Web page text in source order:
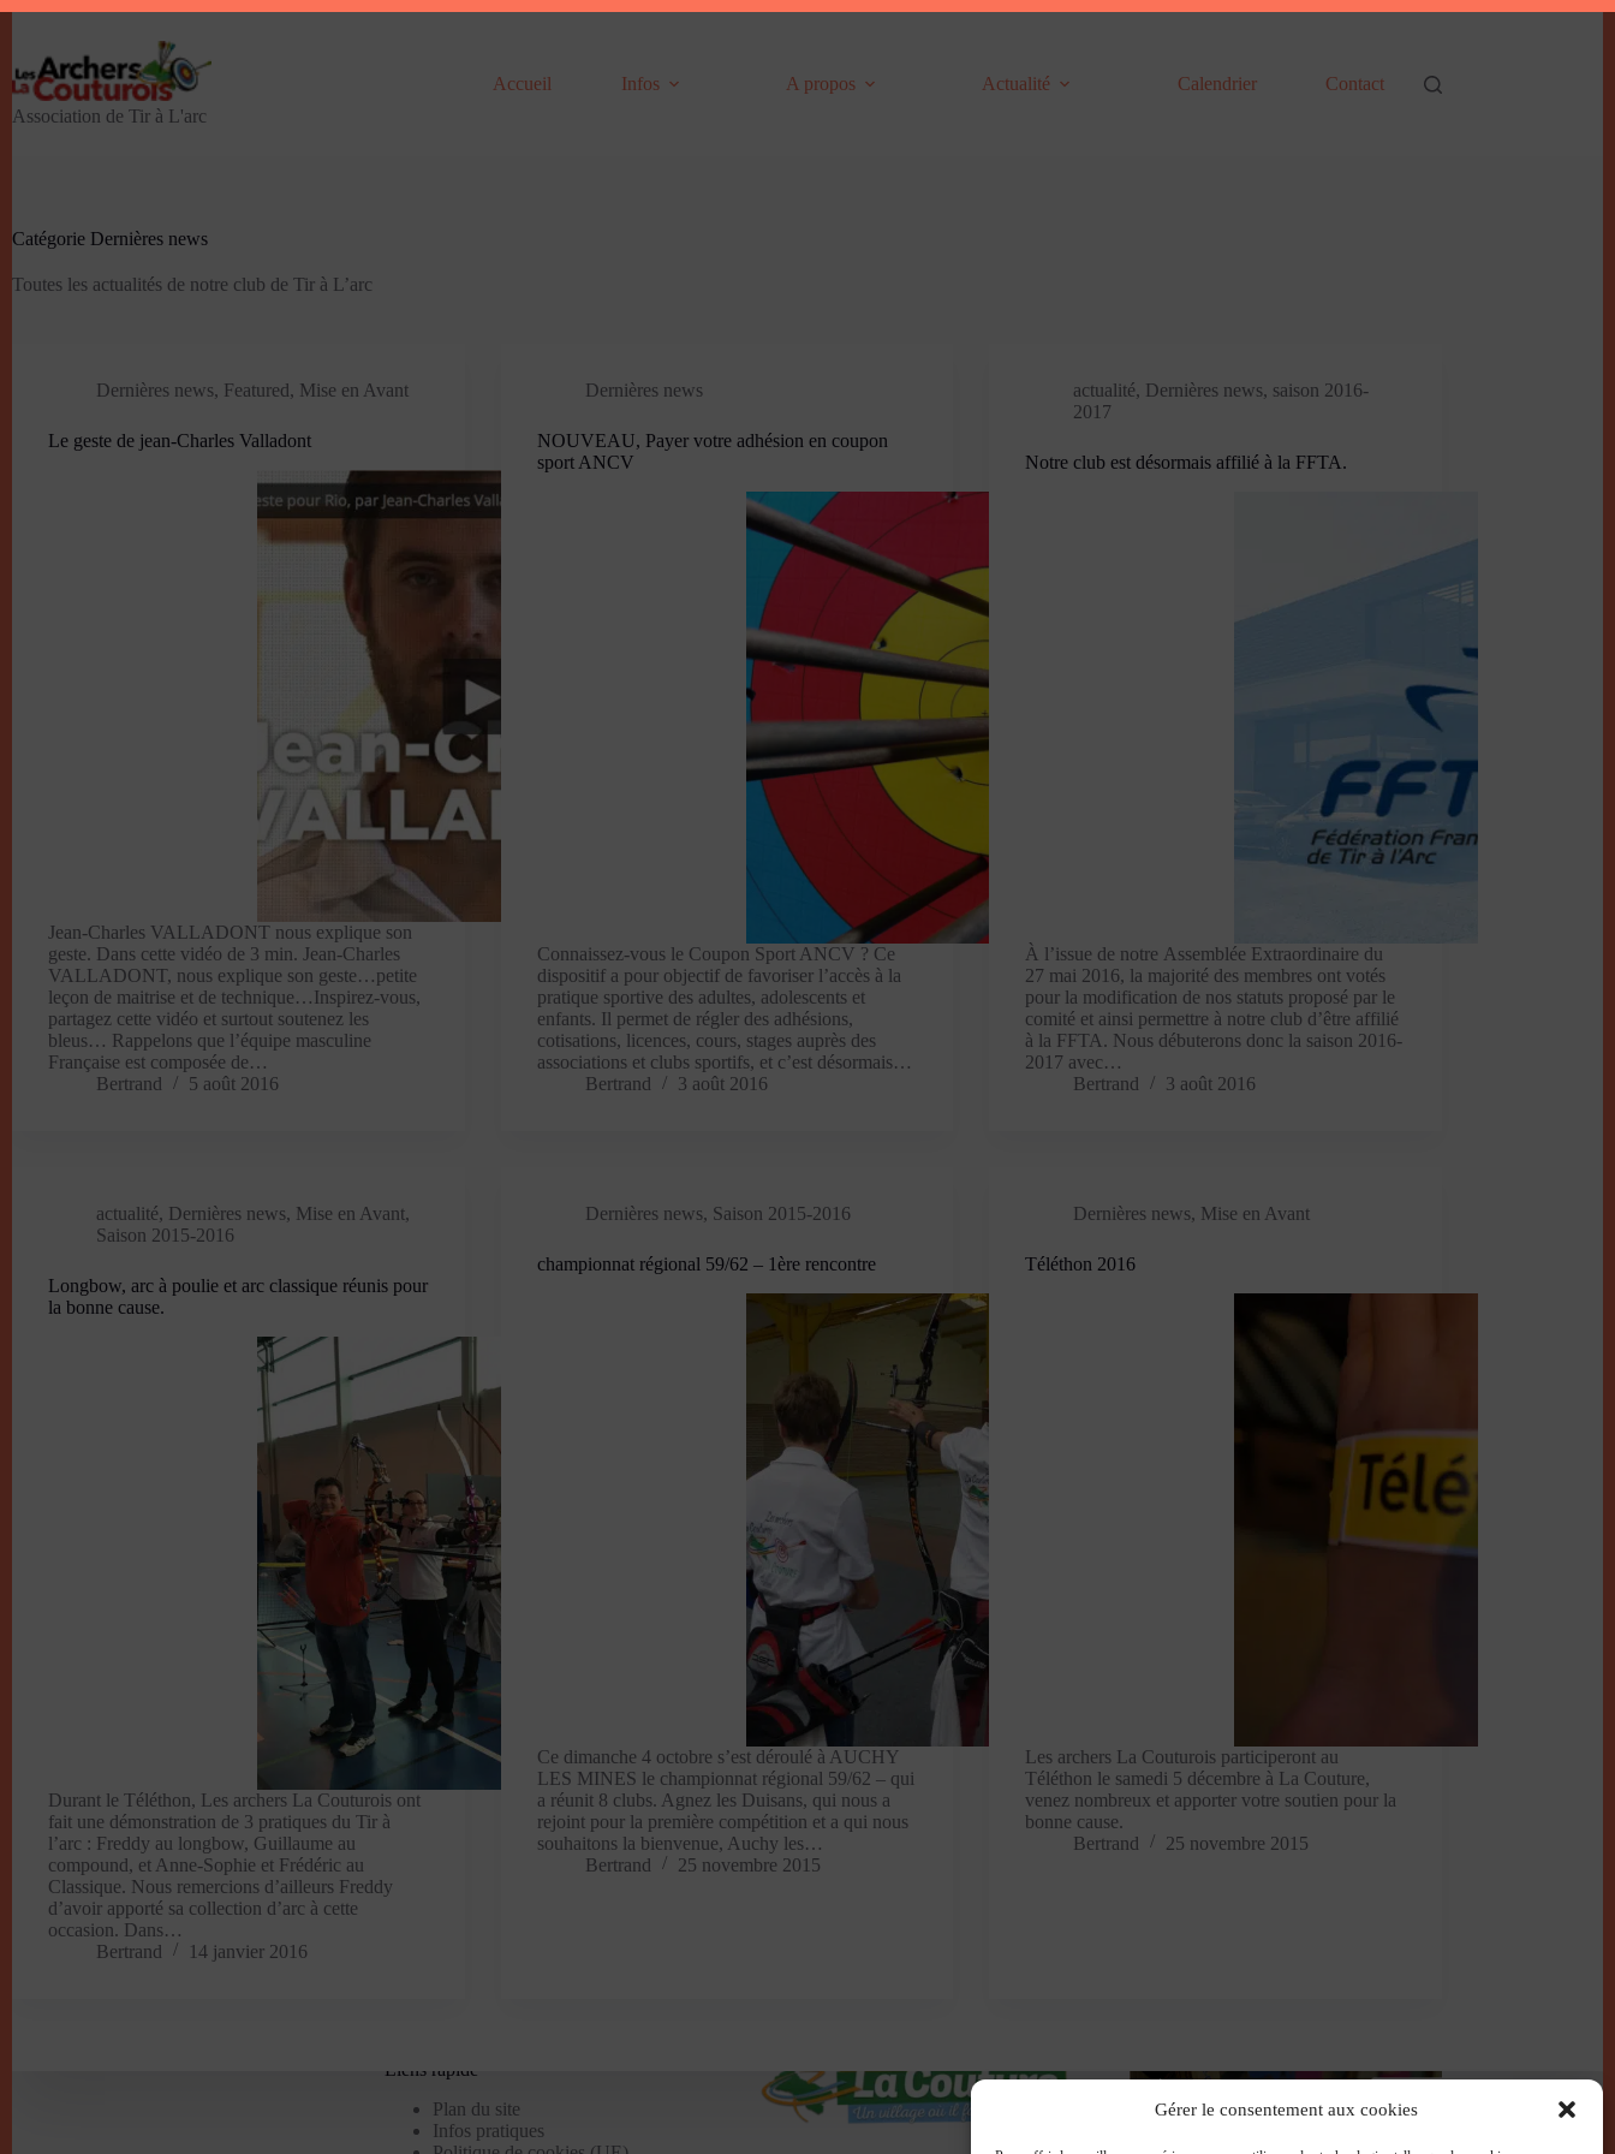
Gérer le consentement aux cookies
contenu
Association de Tir à L'arc
Accueil Infos A propos Actualité Calendrier Contact
Catégorie Dernières news
Toutes les actualités de notre club de Tir à L’arc
Dernières news, Featured, Mise en Avant
Le geste de jean-Charles Valladont
Jean-Charles VALLADONT nous explique son
geste. Dans cette vidéo de 3 min. Jean-Charles
VALLADONT, nous explique son geste…petite
leçon de maitrise et de technique…Inspirez-vous,
partagez cette vidéo et surtout soutenez les
bleus… Rappelons que l’équipe masculine
Française est composée de…
Bertrand
5 août 2016
Dernières news
NOUVEAU, Payer votre adhésion en coupon
sport ANCV
Connaissez-vous le Coupon Sport ANCV ? Ce
dispositif a pour objectif de favoriser l’accès à la
pratique sportive des adultes, adolescents et
enfants. Il permet de régler des adhésions,
cotisations, licences, cours, stages auprès des
associations et clubs sportifs, et c’est désormais…
Bertrand
3 août 2016
actualité, Dernières news, saison 2016-
2017
Notre club est désormais affilié à la FFTA.
À l’issue de notre Assemblée Extraordinaire du
27 mai 2016, la majorité des membres ont votés
pour la modification de nos statuts proposé par le
comité et ainsi permettre à notre club d’être affilié
à la FFTA. Nous débuterons donc la saison 2016-
2017 avec…
Bertrand
3 août 2016
actualité, Dernières news, Mise en Avant,
Saison 2015-2016
Longbow, arc à poulie et arc classique réunis pour
la bonne cause.
Durant le Téléthon, Les archers La Couturois ont
fait une démonstration de 3 pratiques du Tir à
l’arc : Freddy au longbow, Guillaume au
compound, et Anne-Sophie et Frédéric au
Classique. Nous remercions d’ailleurs Freddy
d’avoir apporté sa collection d’arc à cette
occasion. Dans…
Bertrand
14 janvier 2016
Dernières news, Saison 2015-2016
championnat régional 59/62 – 1ère rencontre
Ce dimanche 4 octobre s’est déroulé à AUCHY
LES MINES le championnat régional 59/62 – qui
a réunit 8 clubs. Agnez les Duisans, qui nous a
rejoint pour la première compétition et a qui nous
souhaitons la bienvenue, Auchy les…
Bertrand
25 novembre 2015
Dernières news, Mise en Avant
Téléthon 2016
Les archers La Couturois participeront au
Téléthon le samedi 5 décembre à La Couture,
venez nombreux et apporter votre soutien pour la
bonne cause.
Bertrand
25 novembre 2015
Liens rapide
Plan du site
Infos pratiques